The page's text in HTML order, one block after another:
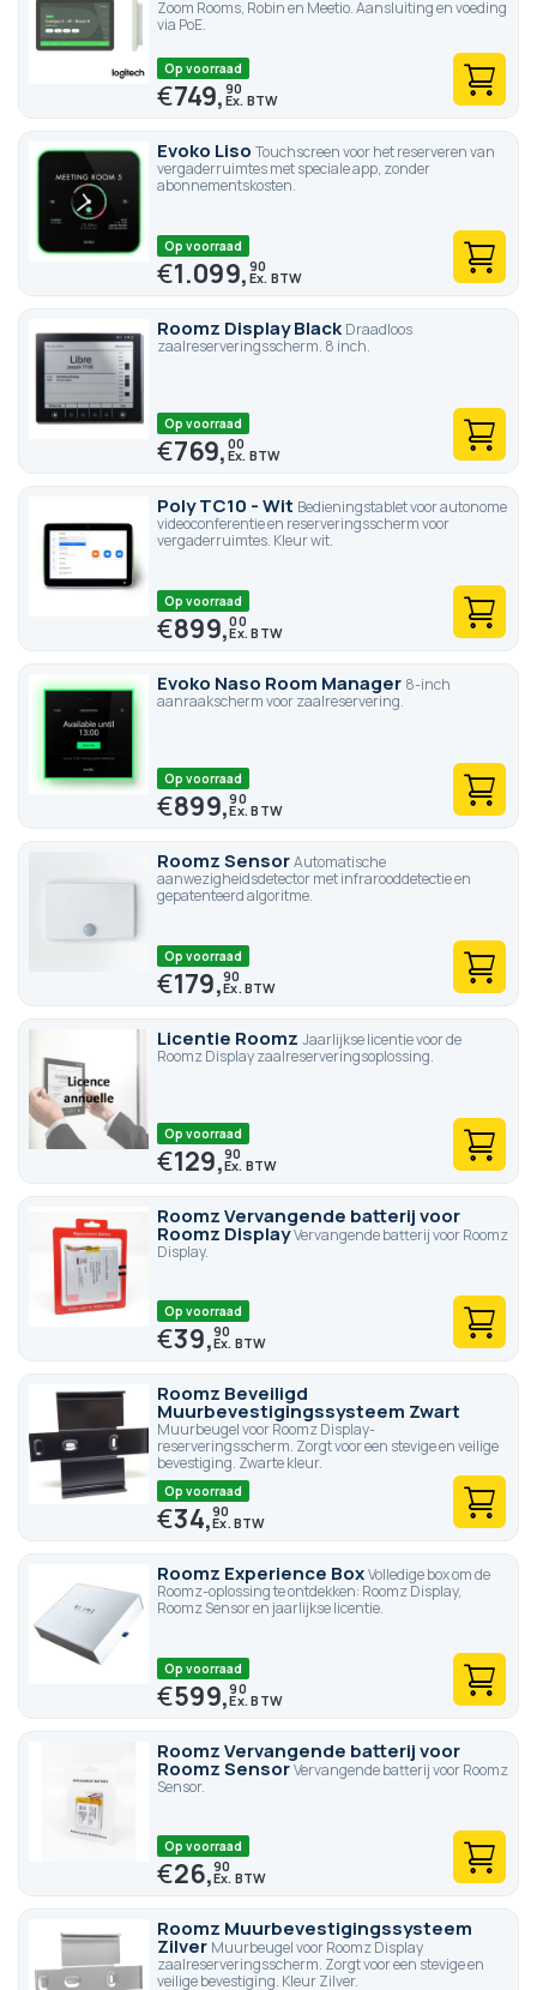
Zoom Rooms, Robin en Meetio. Aansluiting en voeding
via PoE.
Op voorraad
€749,90
Evoko Liso Touchscreen voor het reserveren van
vergaderruimtes met speciale app, zonder
abonnementskosten.
Op voorraad
€1.099,90
Roomz Display Black Draadloos
zaalreserveringsscherm. 8 inch.
Op voorraad
€769,00
Poly TC10 - Wit Bedieningstablet voor autonome
videoconferentie en reserveringsscherm voor
vergaderruimtes. Kleur wit.
Op voorraad
€899,00
Evoko Naso Room Manager 8-inch
aanraakscherm voor zaalreservering.
Op voorraad
€899,90
Roomz SensorAutomatische
aanwezigheidsdetector met infrarooddetectie en
gepatenteerd algoritme.
Op voorraad
€179,90
Licentie Roomz Jaarlijkse licentie voor de
Roomz Display zaalreserveringsoplossing.
Op voorraad
€129,90
Roomz Vervangende batterij voor
Roomz DisplayVervangende batterij voor Roomz
Display.
Op voorraad
€39,90
Roomz Beveiligd
Muurbevestigingssysteem Zwart
Muurbeugel voor Roomz Display-
reserveringsscherm. Zorgt voor een stevige en veilige
bevestiging. Zwarte kleur.
Op voorraad
€34,90
Roomz Experience BoxVolledige box om de
Roomz-oplossing te ontdekken: Roomz Display,
Roomz Sensor en jaarlijkse licentie.
Op voorraad
€599,90
Roomz Vervangende batterij voor
Roomz SensorVervangende batterij voor Roomz
Sensor.
Op voorraad
€26,90
Roomz Muurbevestigingssysteem
Zilver Muurbeugel voor Roomz Display
zaalreserveringsscherm. Zorgt voor een stevige en
veilige bevestiging. Kleur Zilver.